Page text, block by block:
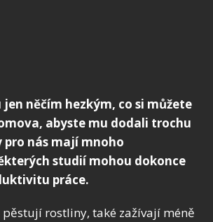
něčím hezkým, co si můžete
abyste mu dodali trochu
nás mají mnoho
studií mohou dokonce
práce.
rostliny, také zažívají méně